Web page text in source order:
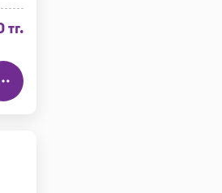
тг.